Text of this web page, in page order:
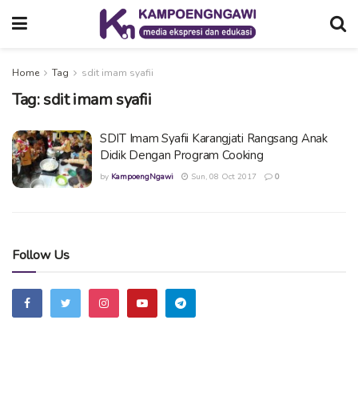
Home Tag sdit imam syafii
Tag:sdit imam syafii
SDIT Imam Syafii Karangjati Rangsang Anak
Didik Dengan Program Cooking
by KampoengNgawi Sun, 08 Oct 2017 0
Follow Us